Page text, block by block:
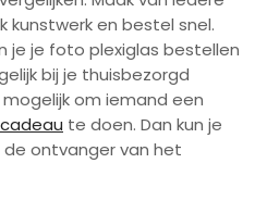
en bestel snel.
je je foto plexiglas bestellen
bij je thuisbezorgd
om iemand een
te doen. Dan kun je
de ontvanger van het